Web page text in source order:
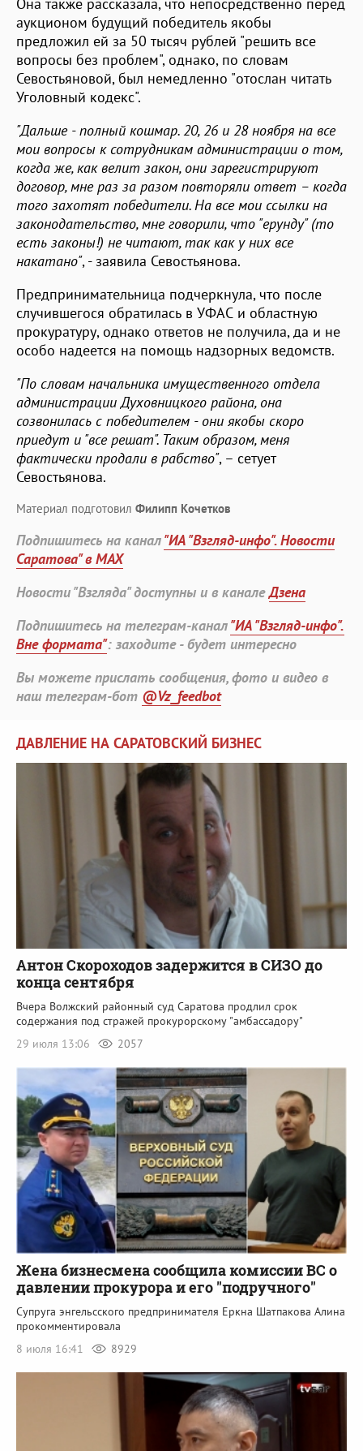
аукционом будущий победитель якобы
предложил ей за 50 тысяч рублей "решить все
вопросы без проблем", однако, по словам
Севостьяновой, был немедленно "отослан читать
Уголовный кодекс".
"Дальше - полный кошмар. 20, 26 и 28 ноября на все
мои вопросы к сотрудникам администрации о том,
когда же, как велит закон, они зарегистрируют
договор, мне раз за разом повторяли ответ – когда
того захотят победители. На все мои ссылки на
законодательство, мне говорили, что "ерунду" (то
есть законы!) не читают, так как у них все
накатано", - заявила Севостьянова.
Предпринимательница подчеркнула, что после
случившегося обратилась в УФАС и областную
прокуратуру, однако ответов не получила, да и не
особо надеется на помощь надзорных ведомств.
"По словам начальника имущественного отдела
администрации Духовницкого района, она
созвонилась с победителем - они якобы скоро
приедут и "все решат". Таким образом, меня
фактически продали в рабство", – сетует
Севостьянова.
Материал подготовил Филипп Кочетков
Подпишитесь на канал"ИА "Взгляд-инфо". Новости
Саратова" в MAX
Новости "Взгляда" доступны и в каналеДзена
Подпишитесь на телеграм-канал"ИА "Взгляд-инфо".
Вне формата": заходите - будет интересно
Вы можете прислать сообщения, фото и видео в
наш телеграм-бот @Vz_feedbot
ДАВЛЕНИЕ НА САРАТОВСКИЙ БИЗНЕС
Антон Скороходов задержится в СИЗО до
конца сентября
Вчера Волжский районный суд Саратова продлил срок
содержания под стражей прокурорскому "амбассадору"
29 июля 13:06
2057
Жена бизнесмена сообщила комиссии ВС о
давлении прокурора и его "подручного"
Супруга энгельсского предпринимателя Еркна Шатпакова Алина
прокомментировала
8 июля 16:41
8929